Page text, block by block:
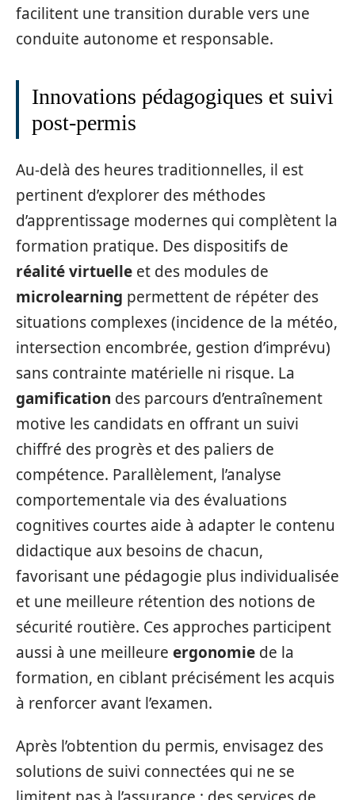
facilitent une transition durable vers une
conduite autonome et responsable.
Innovations pédagogiques et suivi
post‑permis
Au-delà des heures traditionnelles, il est
pertinent d’explorer des méthodes
d’apprentissage modernes qui complètent la
formation pratique. Des dispositifs de
réalité virtuelle et des modules de
microlearning permettent de répéter des
situations complexes (incidence de la météo,
intersection encombrée, gestion d’imprévu)
sans contrainte matérielle ni risque. La
gamification des parcours d’entraînement
motive les candidats en offrant un suivi
chiffré des progrès et des paliers de
compétence. Parallèlement, l’analyse
comportementale via des évaluations
cognitives courtes aide à adapter le contenu
didactique aux besoins de chacun,
favorisant une pédagogie plus individualisée
et une meilleure rétention des notions de
sécurité routière. Ces approches participent
aussi à une meilleure ergonomie de la
formation, en ciblant précisément les acquis
à renforcer avant l’examen.
Après l’obtention du permis, envisagez des
solutions de suivi connectées qui ne se